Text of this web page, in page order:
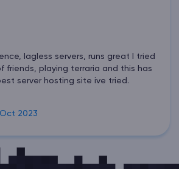
lagless servers, runs great I tried
friends, playing terraria and this has
server hosting site ive tried.
2023